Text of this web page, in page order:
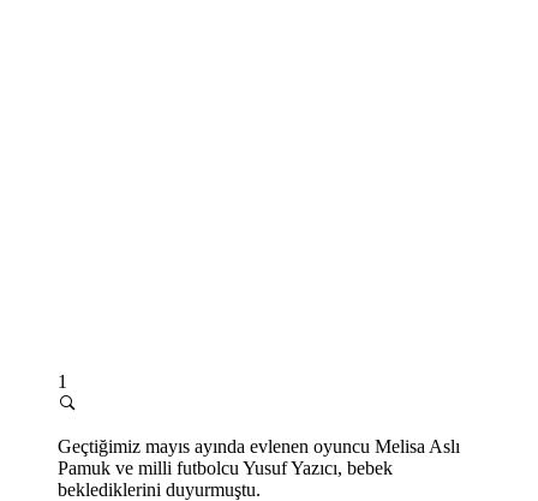
1
Geçtiğimiz mayıs ayında evlenen oyuncu Melisa Aslı
Pamuk ve milli futbolcu Yusuf Yazıcı, bebek
beklediklerini duyurmuştu.